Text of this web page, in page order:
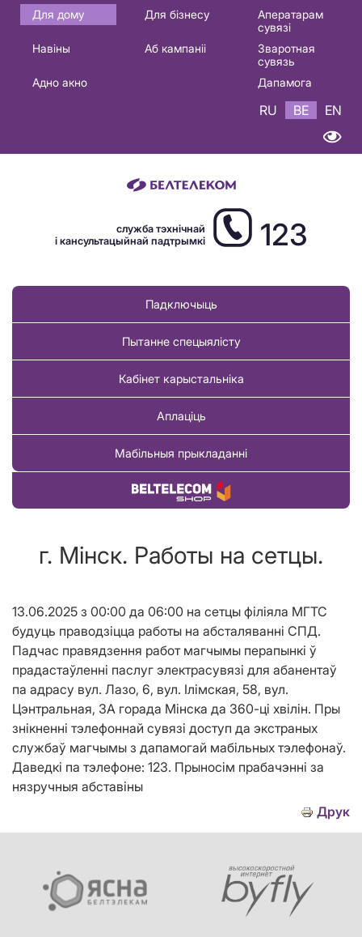
Основная
навигация
Для дому Для бізнесу
Аператарам
сувязі
Навіны
Аб кампаніі
Зваротная
сувязь
Адно акно
Дапамога
RU BE EN
служба тэхнічнай
і кансультацыйнай падтрымкі
123
Падключыць
Пытанне спецыялісту
Кабінет карыстальніка
Аплаціць
Мабільныя прыкладанні
Купіць тавар
г. Мінск. Работы на сетцы.
13.06.2025 з 00:00 да 06:00 на сетцы філіяла МГТС
будуць праводзіцца работы на абсталяванні СПД.
Падчас правядзення работ магчымы перапынкі ў
прадастаўленні паслуг электрасувязi для абанентаў
па адрасу вул. Лазо, 6, вул. Iлiмская, 58, вул.
Цэнтральная, 3А горада Мiнска да 360-ці хвілін. Пры
знікненні тэлефоннай сувязі доступ да экстраных
службаў магчымы з дапамогай мабільных тэлефонаў.
Даведкі па тэлефоне: 123. Прыносім прабачэнні за
нязручныя абставiны
Друк